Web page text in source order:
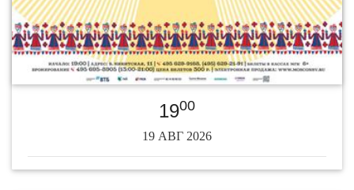
1900
19 АВГ 2026